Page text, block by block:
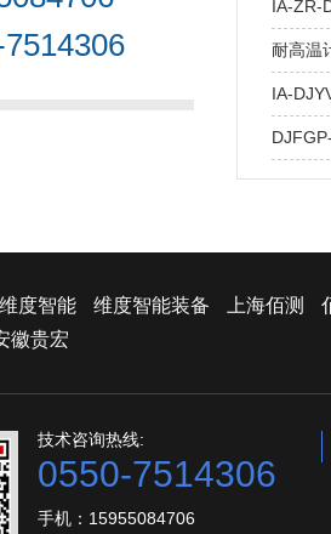
IA-ZR-
耐高温
IA-
维度智能 维度智能装备 上海佰测
徽贵宏
技术咨询热线:
0550-7514306
手机：15955084706